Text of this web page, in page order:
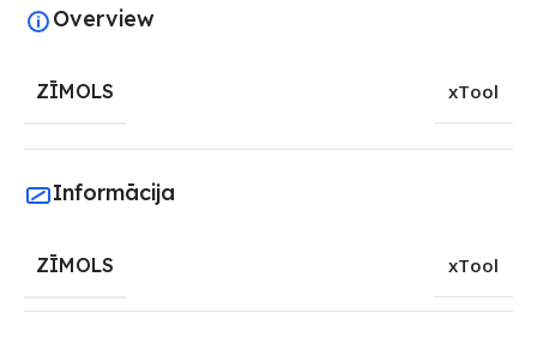
Overview
ZĪMOLS xTool
Informācija
ZĪMOLS xTool